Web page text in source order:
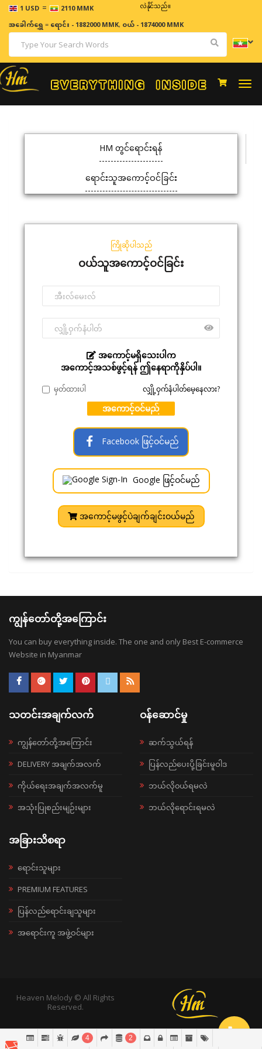
1 USD = 2110 MMK
ဈေးနှုန်းများသည် အချိန်နှင့် အမျှပြောင်းလဲနိုင်သည်။
အခေါက်ရွှေ=ရောင်း - 1882000 MMK, ဝယ် - 1874000 MMK
HM တွင်ရောင်းရန်
ရောင်းသူအကောင့်ဝင်ခြင်း
ကြိုဆိုပါသည်
ဝယ်သူအကောင့်ဝင်ခြင်း
အကောင့်မရှိသေးပါက
အကောင့်အသစ်ဖွင့်ရန် ဤနေရာကိုနှိပ်ပါ။
မှတ်ထားပါ လျှို့ဝှက်နံပါတ်မေ့နေလား?
အကောင့်ဝင်မည်
Facebook ဖြင့်ဝင်မည်
Google ဖြင့်ဝင်မည်
အကောင့်မဖွင့်ပဲချက်ချင်းဝယ်မည်
ကျွန်တော်တို့အကြောင်း
You can buy everything inside. The one and only Best E-commerce
Website in Myanmar
သတင်းအချက်လက်
ကျွန်တော်တို့အကြောင်း
DELIVERY အချက်အလက်
ကိုယ်ရေးအချက်အလက်မူ
အသုံးပြုစည်းမျဉ်းများ
ဝန်ဆောင်မှု
ဆက်သွယ်ရန်
ပြန်လည်ပေးပို့ခြင်းမူဝါဒ
ဘယ်လို၀ယ်ရမလဲ
ဘယ်လိုရောင်းရမလဲ
အခြားသိစရာ
ရောင်းသူများ
PREMIUM FEATURES
ပြန်လည်ရောင်းချသူများ
အရောင်းကူ အဖွဲ့ဝင်များ
Heaven Melody © All Rights
Reserved.
4 2